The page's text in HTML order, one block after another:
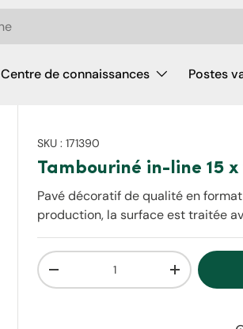
Centre de connaissances Postes
SKU : 171390
Tambouriné in-line 15 x
Pavé décoratif de qualité en
production, la surface est traitée
Qté
Diminuer la quantité
Augmenter